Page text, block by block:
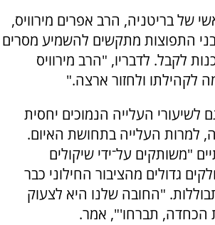
של בריטניה, הרב אפרים מירוויס,
התפוצות מתקשים להשמיע מסרים
לקבל. לדבריו, "הרב מירוויס
לקהילתו ולחזור ארצה."
לשיעורי העלייה הנמוכים יחסית
למרות העלייה בתחושת האיום.
"משותקים על־ידי שיקולים
גדולים מהציבור החילוני כבר
"החובה שלנו היא לצעוק
הכחדה, תברחו'", אמר.